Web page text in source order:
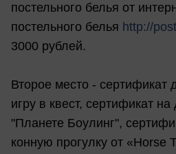
постельного белья от
постельного белья http://
3000 рублей.
Второе место - сертификат
игру в квест, сертификат
"Планете Боулинг",
конную прогулку от «Horse